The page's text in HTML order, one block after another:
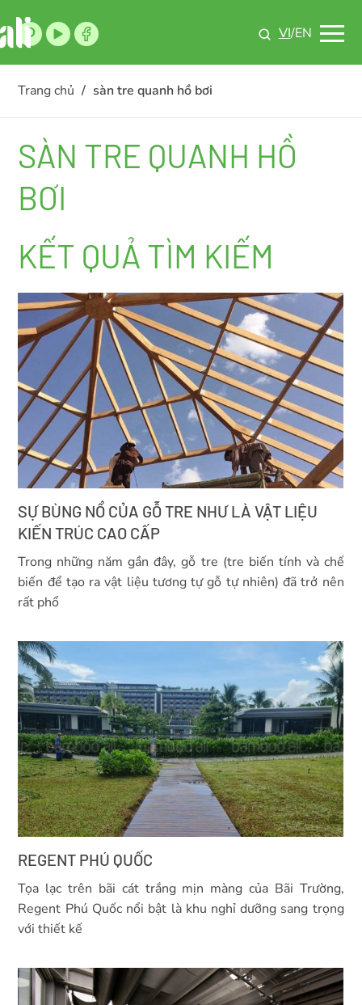
VI/EN
Trang chủ / sàn tre quanh hồ bơi
SÀN TRE QUANH HỒ
BƠI
KẾT QUẢ TÌM KIẾM
SỰ BÙNG NỔ CỦA GỖ TRE NHƯ LÀ VẬT LIỆU
KIẾN TRÚC CAO CẤP
Trong những năm gần đây, gỗ tre (tre biến tính và chế
biến để tạo ra vật liệu tương tự gỗ tự nhiên) đã trở nên
rất phổ
REGENT PHÚ QUỐC
Tọa lạc trên bãi cát trắng mịn màng của Bãi Trường,
Regent Phú Quốc nổi bật là khu nghỉ dưỡng sang trọng
với thiết kế